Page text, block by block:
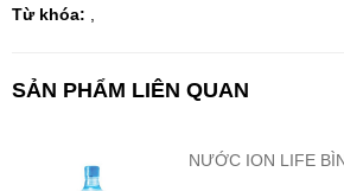
Từ khóa: ,
SẢN PHẨM LIÊN QUAN
NƯỚC ION LIFE